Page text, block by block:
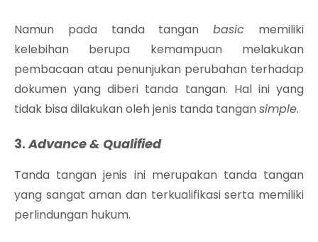
Namun pada tanda tanganbasic memiliki
kelebihan berupa kemampuan melakukan
pembacaan atau penunjukan perubahan terhadap
dokumen yang diberi tanda tangan. Hal ini yang
tidak bisa dilakukan oleh jenis tanda tangansimple.
3.Advance & Qualified
Tanda tangan jenis ini merupakan tanda tangan
yang sangat aman dan terkualifikasi serta memiliki
perlindungan hukum.